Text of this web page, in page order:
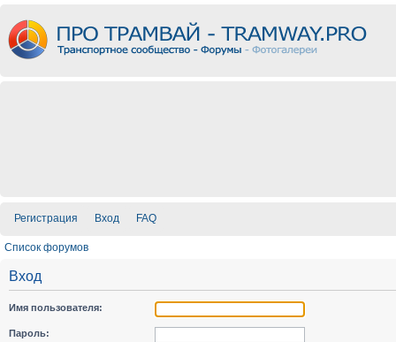
Регистрация Вход FAQ
Список форумов
Вход
Имя пользователя:
Пароль: